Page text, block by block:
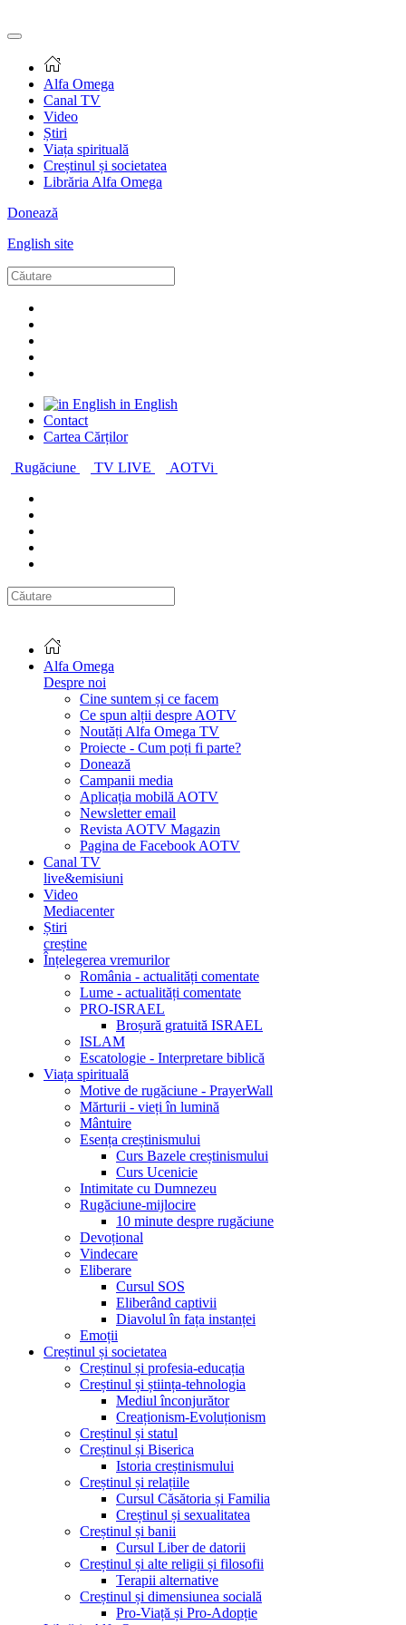
Alfa Omega
Canal TV
Video
Știri
Viața spirituală
Creștinul și societatea
Librăria Alfa Omega
Donează
English site
in English
Contact
Cartea Cărților
Rugăciune
TV LIVE AOTVi
Alfa Omega
Despre noi
Cine suntem și ce facem
Ce spun alții despre AOTV
Noutăți Alfa Omega TV
Proiecte - Cum poți fi parte?
Donează
Campanii media
Aplicația mobilă AOTV
Newsletter email
Revista AOTV Magazin
Pagina de Facebook AOTV
Canal TV
live&emisiuni
Video
Mediacenter
Știri
creștine
Înțelegerea vremurilor
România - actualități comentate
Lume - actualități comentate
PRO-ISRAEL
Broșură gratuită ISRAEL
ISLAM
Escatologie - Interpretare biblică
Viața spirituală
Motive de rugăciune - PrayerWall
Mărturii - vieți în lumină
Mântuire
Esența creștinismului
Curs Bazele creștinismului
Curs Ucenicie
Intimitate cu Dumnezeu
Rugăciune-mijlocire
10 minute despre rugăciune
Devoțional
Vindecare
Eliberare
Cursul SOS
Eliberând captivii
Diavolul în fața instanței
Emoții
Creștinul și societatea
Creștinul și profesia-educația
Creștinul și știința-tehnologia
Mediul înconjurător
Creaționism-Evoluționism
Creștinul și statul
Creștinul și Biserica
Istoria creștinismului
Creștinul și relațiile
Cursul Căsătoria și Familia
Creștinul și sexualitatea
Creștinul și banii
Cursul Liber de datorii
Creștinul și alte religii și filosofii
Terapii alternative
Creștinul și dimensiunea socială
Pro-Viață și Pro-Adopție